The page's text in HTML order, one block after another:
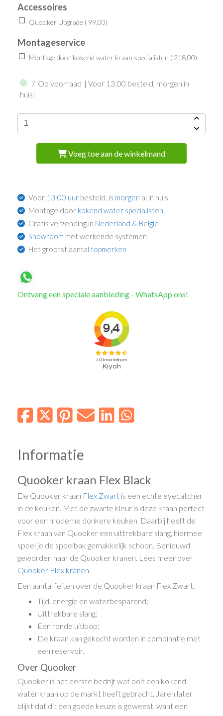
Accessoires
Quooker Upgrade ( 99,00)
Montageservice
Montage door kokend water kraan specialisten ( 218,00)
7 Op voorraad | Voor 13:00 besteld, morgen in
huis!
Voeg toe aan de winkelmand
Voor 13:00 uur besteld, is morgen al in huis
Montage door kokend water specialisten
Gratis verzending in Nederland & België
Showroom met werkende systemen
Het grootst aantal topmerken
Ontvang een speciale aanbieding - WhatsApp ons!
Informatie
Quooker kraan Flex Black
De Quooker kraan Flex Zwart is een echte eyecatcher
in de keuken. Met de zwarte kleur is deze kraan perfect
voor een moderne donkere keuken. Daarbij heeft de
Flex kraan van Quooker een uittrekbare slang, hiermee
spoel je de spoelbak gemakkelijk schoon. Benieuwd
geworden naar de Quooker kranen. Lees meer over
Quooker Flex kranen.
Een aantal feiten over de Quooker kraan Flex Zwart:
Tijd, energie en waterbesparend;
Uittrekbare slang;
Een ronde uitloop;
De kraan kan gekocht worden in combinatie met
een reservoir.
Over Quooker
Quooker is het eerste bedrijf wat ooit een kokend
water kraan op de markt heeft gebracht. Jaren later
blijkt dat dit een goede keuze is geweest, want een